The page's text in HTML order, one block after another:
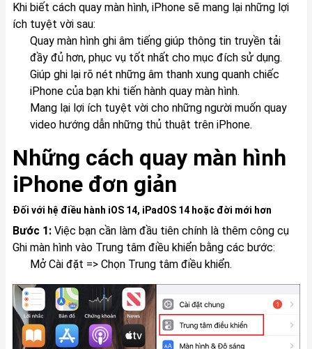
Khi biết cách quay màn hình, iPhone sẽ mang lại những lợi
ích tuyệt vời sau:
Quay màn hình ghi âm tiếng giúp thông tin truyền tải
đầy đủ hơn, phục vụ tốt nhất cho mục đích sử dụng.
Giúp ghi lại rõ nét những âm thanh xung quanh chiếc
iPhone của bạn khi tiến hành quay màn hình.
Mang lại lợi ích tuyệt vời cho những người muốn quay
video hướng dẫn những thủ thuật trên iPhone.
Những cách quay màn hình
iPhone đơn giản
Đối với hệ điều hành iOS 14, iPadOS 14 hoặc đời mới hơn
Bước 1:Việc bạn cần làm đầu tiên chính là thêm công cụ
Ghi màn hình vào Trung tâm điều khiển bằng các bước:
Mở Cài đặt => Chọn Trung tâm điều khiển.